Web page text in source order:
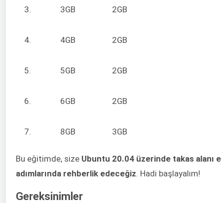
3. 3GB 2GB
4. 4GB 2GB
5. 5GB 2GB
6. 6GB 2GB
7. 8GB 3GB
Bu eğitimde, size Ubuntu 20.04 üzerinde takas alanı
adımlarında rehberlik edeceğiz. Hadi başlayalım!
Gereksinimler